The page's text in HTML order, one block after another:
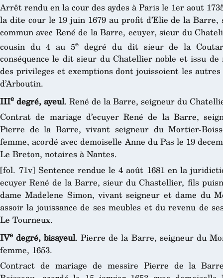
Arrêt rendu en la cour des aydes à Paris le 1er aout
la dite cour le 19 juin 1679 au profit d’Elie de la
commun avec René de la Barre, ecuyer, sieur du
cousin du 4 au 5edegré du dit sieur de la
conséquence le dit sieur du Chatellier noble et issu
des privileges et exemptions dont jouissoient les
d’Arboutin.
IIIe degré, ayeul. René de la Barre, seigneur du
Contrat de mariage d’ecuyer René de la Barre,
Pierre de la Barre, vivant seigneur du Mortier-
femme, acordé avec demoiselle Anne du Pas le 19
Le Breton, notaires à Nantes.
[fol. 71v] Sentence rendue le 4 août 1681 en la
ecuyer René de la Barre, sieur du Chastellier, fils
dame Madelene Simon, vivant seigneur et dame du
assoir la jouissance de ses meubles et du revenu de
Le Tourneux.
IVe degré, bisayeul. Pierre de la Barre, seigneur du
femme, 1653.
Contract de mariage de messire Pierre de la